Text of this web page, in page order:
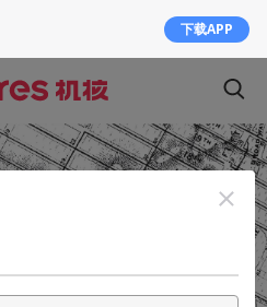
下载APP